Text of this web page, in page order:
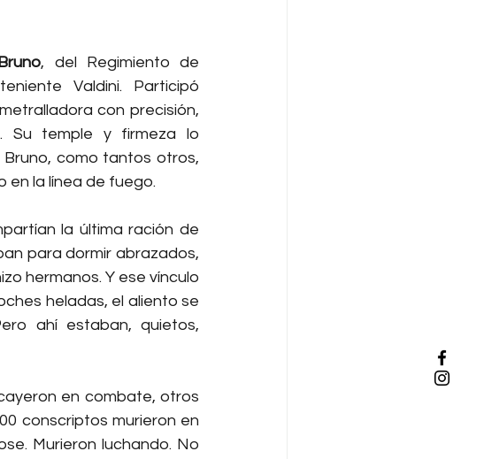
, del Regimiento de
Valdini. Participó
con precisión,
Su temple y firmeza lo
como tantos otros,
en la línea de fuego.
la última ración de
para dormir abrazados,
hermanos. Y ese vínculo
heladas, el aliento se
ahí estaban, quietos,
en combate, otros
conscriptos murieron en
Murieron luchando. No